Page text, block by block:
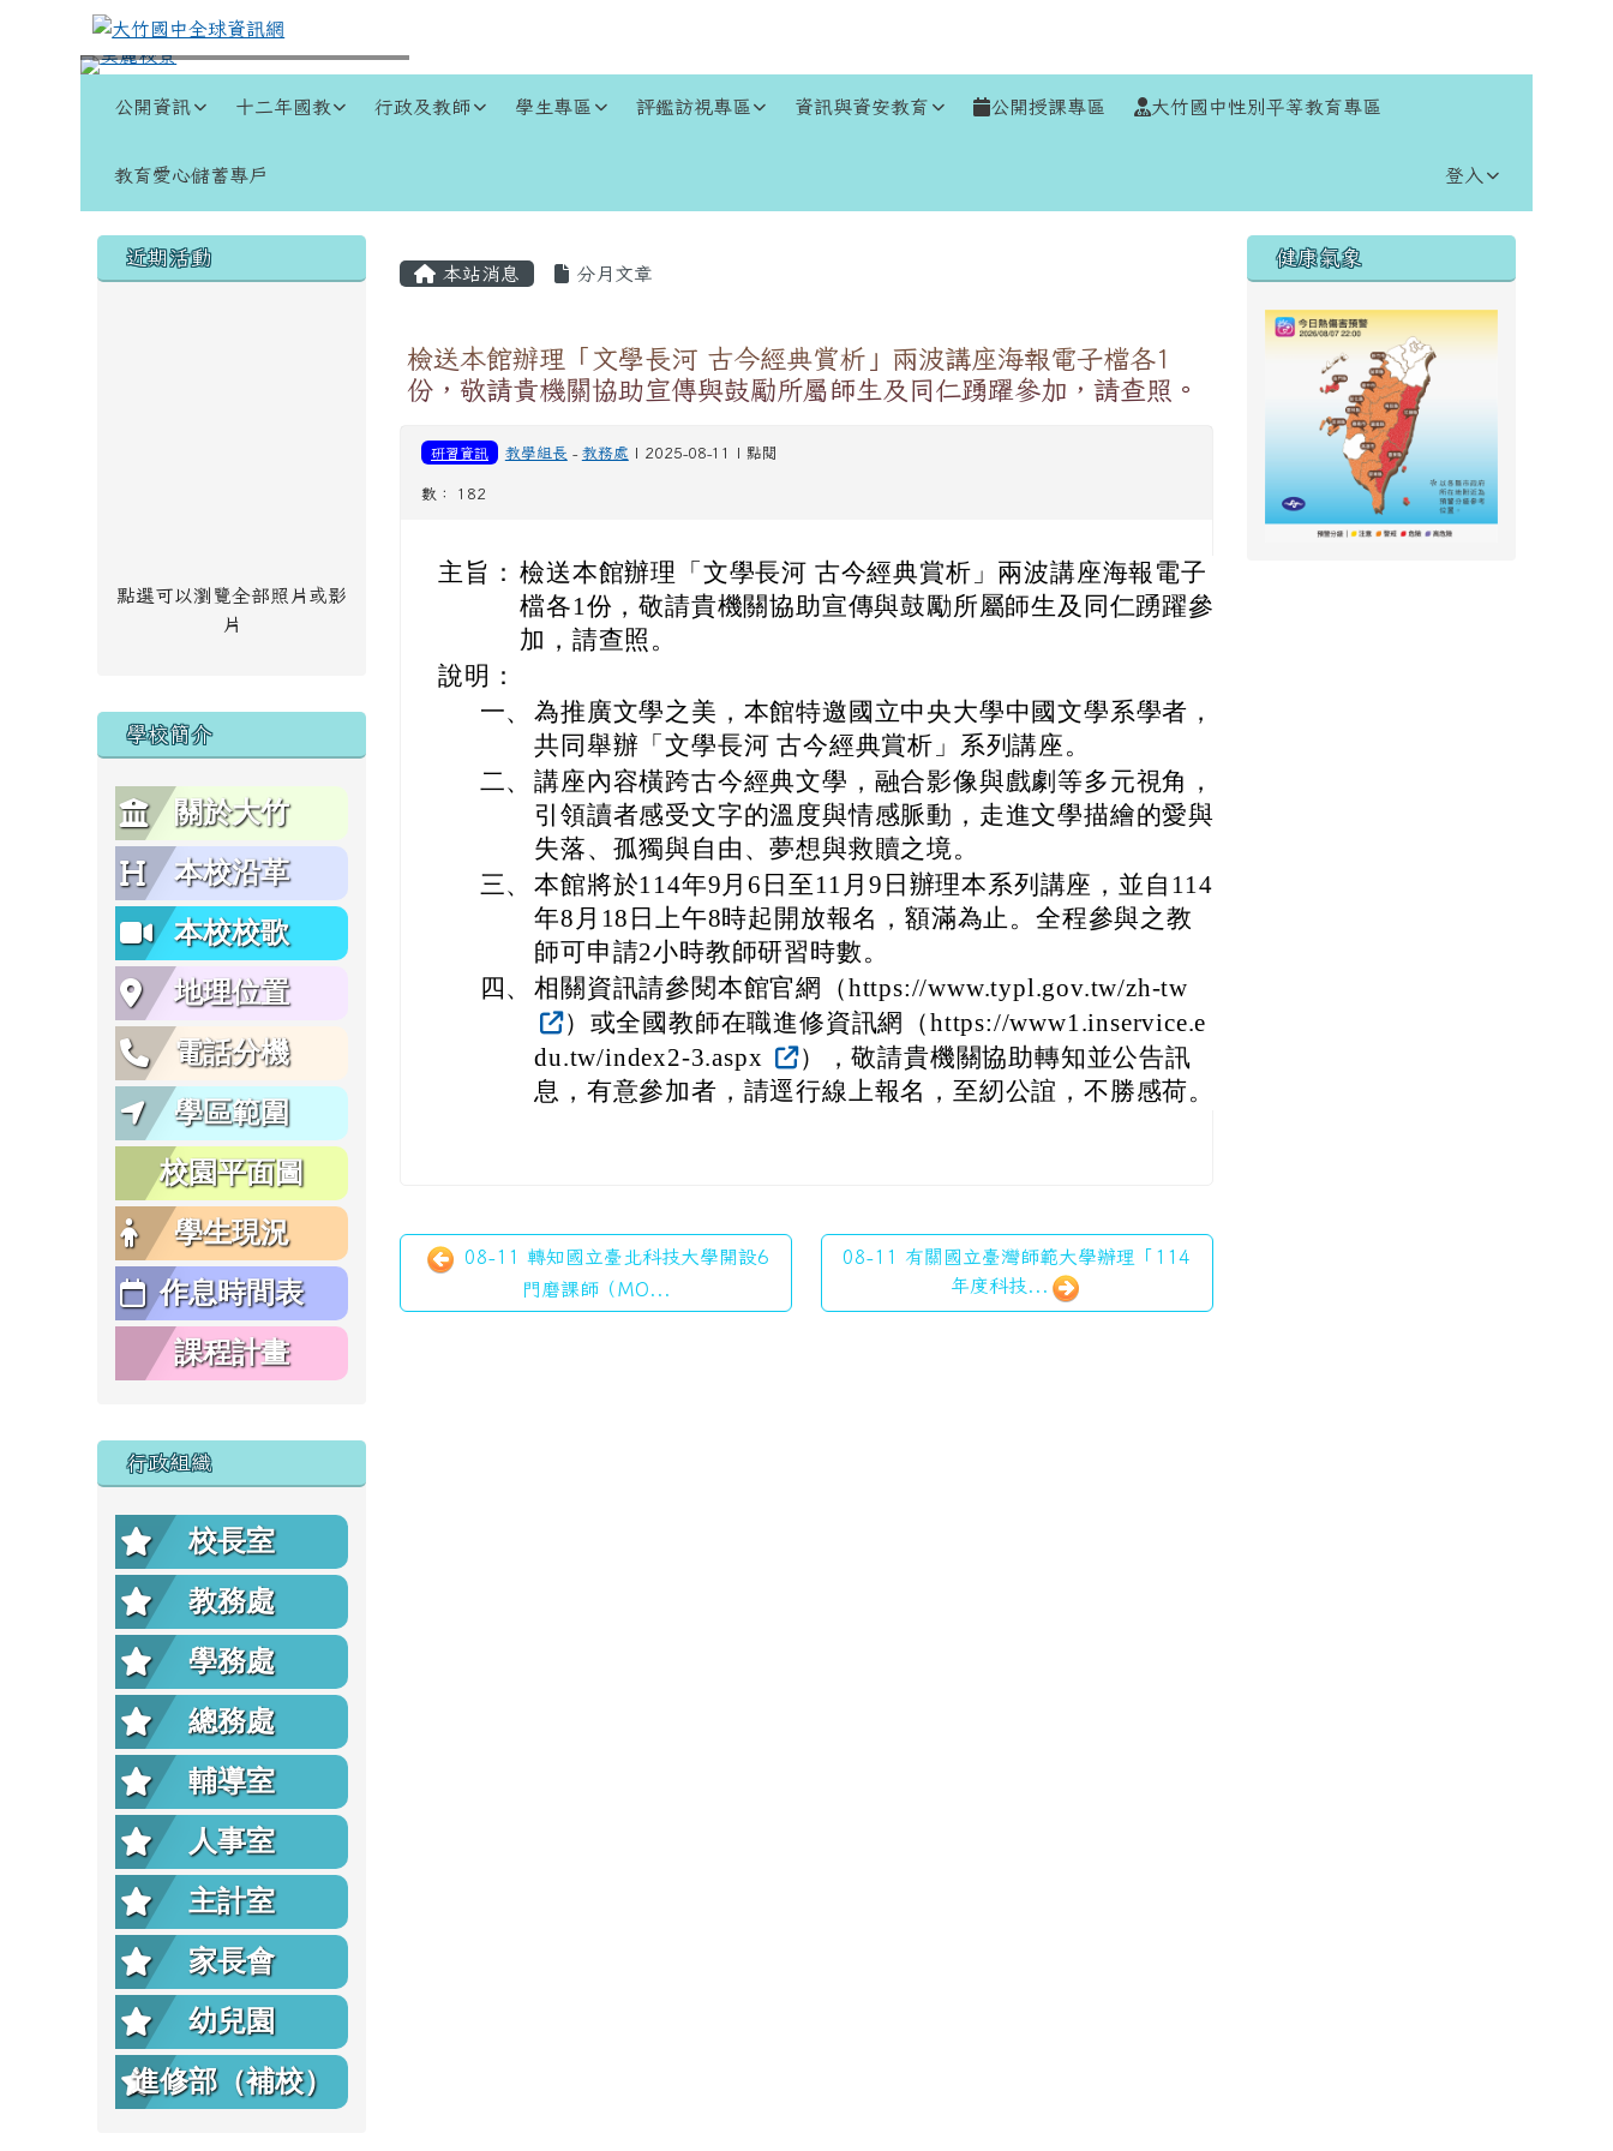
跳至主內容區
大竹國中全球資訊網
公開資訊 十二年國教 行政及教師 學生專區 評鑑訪視專區 資訊與資安教育 公開授課專區 大竹國中性別平等教育專區
教育愛心儲蓄專戶 登入
左邊區域內容
近期活動
點選可以瀏覽全部照片或影
片
學校簡介
關於大竹
本校沿革
本校校歌
地理位置
電話分機
學區範圍
校園平面圖
學生現況
作息時間表
課程計畫
行政組織
校長室
教務處
學務處
總務處
輔導室
人事室
主計室
家長會
幼兒園
進修部（補校）
主內容區域
本站消息 分月文章
檢送本館辦理「文學長河 古今經典賞析」兩波講座海報電子檔各1
份，敬請貴機關協助宣傳與鼓勵所屬師生及同仁踴躍參加，請查照。
研習資訊 教學組長 - 教務處 | 2025-08-11 | 點閱
數： 182
主旨： 檢送本館辦理「文學長河 古今經典賞析」兩波講座海報電子
檔各1份，敬請貴機關協助宣傳與鼓勵所屬師生及同仁踴躍參
加，請查照。
說明：
一、 為推廣文學之美，本館特邀國立中央大學中國文學系學者，
共同舉辦「文學長河 古今經典賞析」系列講座。
二、 講座內容橫跨古今經典文學，融合影像與戲劇等多元視角，
引領讀者感受文字的溫度與情感脈動，走進文學描繪的愛與
失落、孤獨與自由、夢想與救贖之境。
三、 本館將於114年9月6日至11月9日辦理本系列講座，並自114
年8月18日上午8時起開放報名，額滿為止。全程參與之教
師可申請2小時教師研習時數。
四、 相關資訊請參閱本館官網（https://www.typl.gov.tw/zh-tw
）或全國教師在職進修資訊網（https://www1.inservice.e
du.tw/index2-3.aspx
），敬請貴機關協助轉知並公告訊
息，有意參加者，請逕行線上報名，至紉公誼，不勝感荷。
08-11 轉知國立臺北科技大學開設6
門磨課師（MO...
08-11 有關國立臺灣師範大學辦理「114
年度科技...
右邊區域內容
健康氣象
頁尾區域